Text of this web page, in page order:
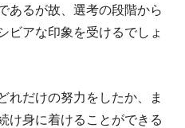
あるが故、選考の段階から
ビアな印象を受けるでしょ
れだけの努力をしたか、ま
け身に着けることができる